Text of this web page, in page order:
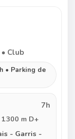
Club
• Parking de
7h
m D+